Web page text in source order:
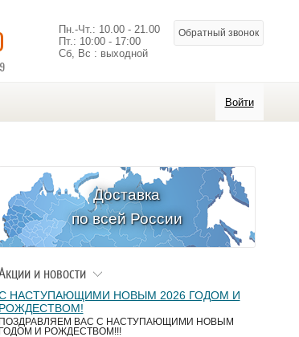
Пн.-Чт.: 10.00 - 21.00
Пт.: 10:00 - 17:00
Сб, Вс : выходной
Обратный звонок
Войти
Доставка
по всей России
и новости
НАСТУПАЮЩИМИ НОВЫМ 2026 ГОДОМ И
РОЖДЕСТВОМ!
ПОЗДРАВЛЯЕМ ВАС С НАСТУПАЮЩИМИ НОВЫМ
ГОДОМ И РОЖДЕСТВОМ!!!